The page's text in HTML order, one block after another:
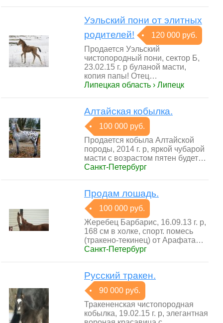
Уэльский пони от элитных
родителей!
120 000 руб.
Продается Уэльский
чистопородный пони, сектор Б,
23.02.15 г. р буланой масти,
копия папы! Отец…
Липецкая область › Липецк
Алтайская кобылка.
100 000 руб.
Продается кобыла Алтайской
породы, 2014 г. р, яркой чубарой
масти с возрастом пятен будет…
Санкт-Петербург
Продам лошадь.
100 000 руб.
Жеребец Барбарис, 16.09.13 г. р,
168 см в холке, спорт. помесь
(тракено-текинец) от Арафата…
Санкт-Петербург
Русский тракен.
90 000 руб.
Тракененская чистопородная
кобылка, 19.02.15 г. р, элегантная